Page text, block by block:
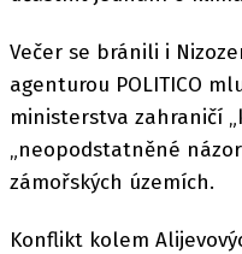
Večer se bránili i
agenturou POLITICO
ministerstva zahraničí
„neopodstatněné
zámořských územích.
Konflikt kolem